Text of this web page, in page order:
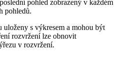
pohled zobrazený v každém
pohledů.
uloženy s výkresem a mohou být
rozvržení lze obnovit
v rozvržení.